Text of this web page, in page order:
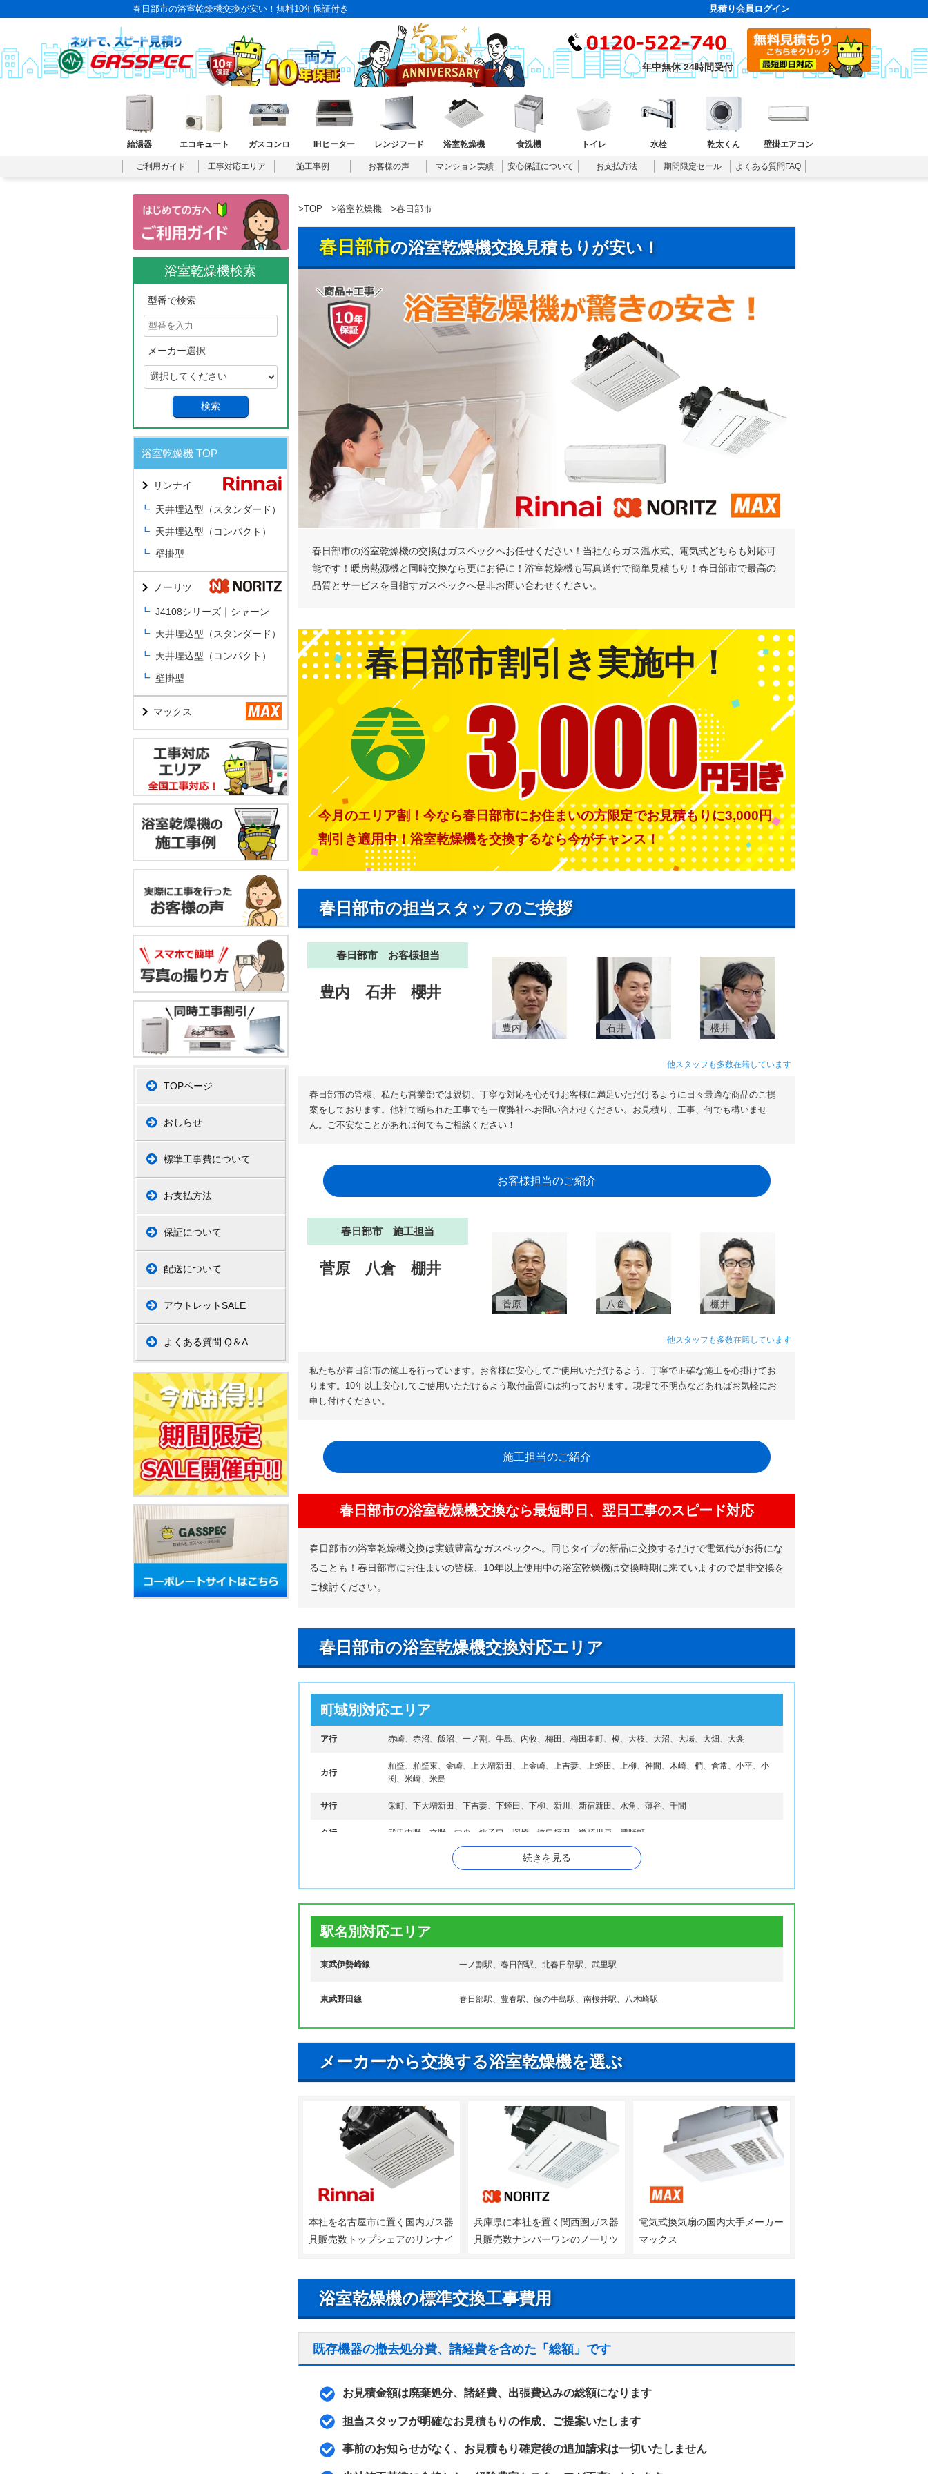
春日部市の浴室乾燥機交換が安い！無料10年保証付き 見積り会員ログイン
年中無休 24時間受付
給湯器 エコキュート ガスコンロ IHヒーター レンジフード 浴室乾燥機 食洗機 トイレ 水栓 乾太くん 壁掛エアコン
ご利用ガイド 工事対応エリア 施工事例 お客様の声 マンション実績 安心保証について お支払方法 期間限定セール よくある質問FAQ
浴室乾燥機検索
型番で検索
メーカー選択
検索
浴室乾燥機 TOP
リンナイ
天井埋込型（スタンダード）
天井埋込型（コンパクト）
壁掛型
ノーリツ
J4108シリーズ｜シャーン
天井埋込型（スタンダード）
天井埋込型（コンパクト）
壁掛型
マックス
TOPページ
おしらせ
標準工事費について
お支払方法
保証について
配送について
アウトレットSALE
よくある質問 Q＆A
>TOP >浴室乾燥機 >春日部市
春日部市の浴室乾燥機交換見積もりが安い！
春日部市の浴室乾燥機の交換はガスペックへお任せください！当社ならガス温水式、電気式どちらも対応可
能です！暖房熱源機と同時交換なら更にお得に！浴室乾燥機も写真送付で簡単見積もり！春日部市で最高の
品質とサービスを目指すガスペックへ是非お問い合わせください。
春日部市割引き実施中！
今月のエリア割！今なら春日部市にお住まいの方限定でお見積もりに3,000円
割引き適用中！浴室乾燥機を交換するなら今がチャンス！
春日部市の担当スタッフのご挨拶
春日部市 お客様担当
豊内 石井 櫻井
豊内 石井 櫻井
他スタッフも多数在籍しています
春日部市の皆様、私たち営業部では親切、丁寧な対応を心がけお客様に満足いただけるように日々最適な商品のご提
案をしております。他社で断られた工事でも一度弊社へお問い合わせください。お見積り、工事、何でも構いませ
ん。ご不安なことがあれば何でもご相談ください！
お客様担当のご紹介
春日部市 施工担当
菅原 八倉 棚井
菅原 八倉 棚井
他スタッフも多数在籍しています
私たちが春日部市の施工を行っています。お客様に安心してご使用いただけるよう、丁寧で正確な施工を心掛けてお
ります。10年以上安心してご使用いただけるよう取付品質には拘っております。現場で不明点などあればお気軽にお
申し付けください。
施工担当のご紹介
春日部市の浴室乾燥機交換なら最短即日、翌日工事のスピード対応
春日部市の浴室乾燥機交換は実績豊富なガスペックへ。同じタイプの新品に交換するだけで電気代がお得にな
ることも！春日部市にお住まいの皆様、10年以上使用中の浴室乾燥機は交換時期に来ていますので是非交換を
ご検討ください。
春日部市の浴室乾燥機交換対応エリア
町域別対応エリア
ア行 赤崎、赤沼、飯沼、一ノ割、牛島、内牧、梅田、梅田本町、榎、大枝、大沼、大場、大畑、大衾
カ行
粕壁、粕壁東、金崎、上大増新田、上金崎、上吉妻、上蛭田、上柳、神間、木崎、椚、倉常、小平、小
渕、米崎、米島
サ行 栄町、下大増新田、下吉妻、下蛭田、下柳、新川、新宿新田、水角、薄谷、千間
タ行 武里中野、立野、中央、銚子口、塚崎、道口蛭田、道順川戸、豊野町
永沼、新方袋、西親野井、西金野井、西宝珠花、西八木崎
ハ行 八丁目、花積、浜川戸、東中野、樋堀、樋籠、備後西、備後東、藤塚、不動院野、本田町
マ行 増戸、増富、増田新田、緑町、南、南栄町、南中曽根
ヤ行 八木崎町、谷原、谷原新田、豊町、芦橋
ラ行
続きを見る
駅名別対応エリア
東武伊勢崎線 一ノ割駅、春日部駅、北春日部駅、武里駅
東武野田線 春日部駅、豊春駅、藤の牛島駅、南桜井駅、八木崎駅
メーカーから交換する浴室乾燥機を選ぶ
本社を名古屋市に置く国内ガス器
具販売数トップシェアのリンナイ
兵庫県に本社を置く関西圏ガス器
具販売数ナンバーワンのノーリツ
電気式換気扇の国内大手メーカー
マックス
浴室乾燥機の標準交換工事費用
既存機器の撤去処分費、諸経費を含めた「総額」です
お見積金額は廃棄処分、諸経費、出張費込みの総額になります
担当スタッフが明確なお見積もりの作成、ご提案いたします
事前のお知らせがなく、お見積もり確定後の追加請求は一切いたしません